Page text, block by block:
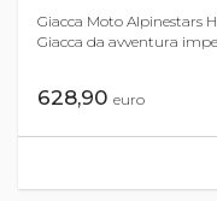
Giacca Moto Alpinestars
Giacca da avventura
628,90 euro